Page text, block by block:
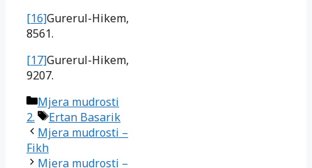
[16]Gurerul-Hikem,
8561.
[17]Gurerul-Hikem,
9207.
Kategorije
Mjera mudrosti
2.
Oznake
Ertan Basarik
Mjera mudrosti –
Fikh
Mjera mudrosti –